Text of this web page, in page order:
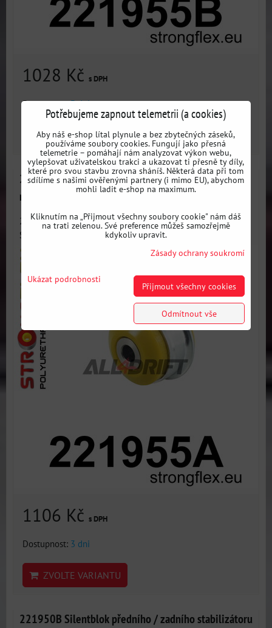
1028 Kč s DPH
Dostupnost:3 dni
ZVOLTE VARIANTU
221955A Zadní silentblok předního spodního
ramene 60mm SPORT Audi / Seat / Škoda / VW
221955A: Přední spodní rameno - zadní silentblok 60mm
SPORT -...
1106 Kč s DPH
Dostupnost: 3 dni
ZVOLTE VARIANTU
221950B Silentblok předního / zadního stabilizátoru
Potřebujeme zapnout telemetrii (a cookies)
Aby náš e-shop lítal plynule a bez zbytečných záseků,
používáme soubory cookies. Fungují jako přesná
telemetrie – pomáhají nám analyzovat výkon webu,
vylepšovat uživatelskou trakci a ukazovat ti přesně ty díly,
které pro svou stavbu zrovna sháníš. Některá data při tom
sdílíme s našimi ověřenými partnery (i mimo EU), abychom
mohli ladit e-shop na maximum.
Kliknutím na „Přijmout všechny soubory cookie" nám dáš
na trati zelenou. Své preference můžeš samozřejmě
kdykoliv upravit.
Zásady ochrany soukromí
Ukázat podrobnosti
Přijmout všechny cookies
Odmítnout vše